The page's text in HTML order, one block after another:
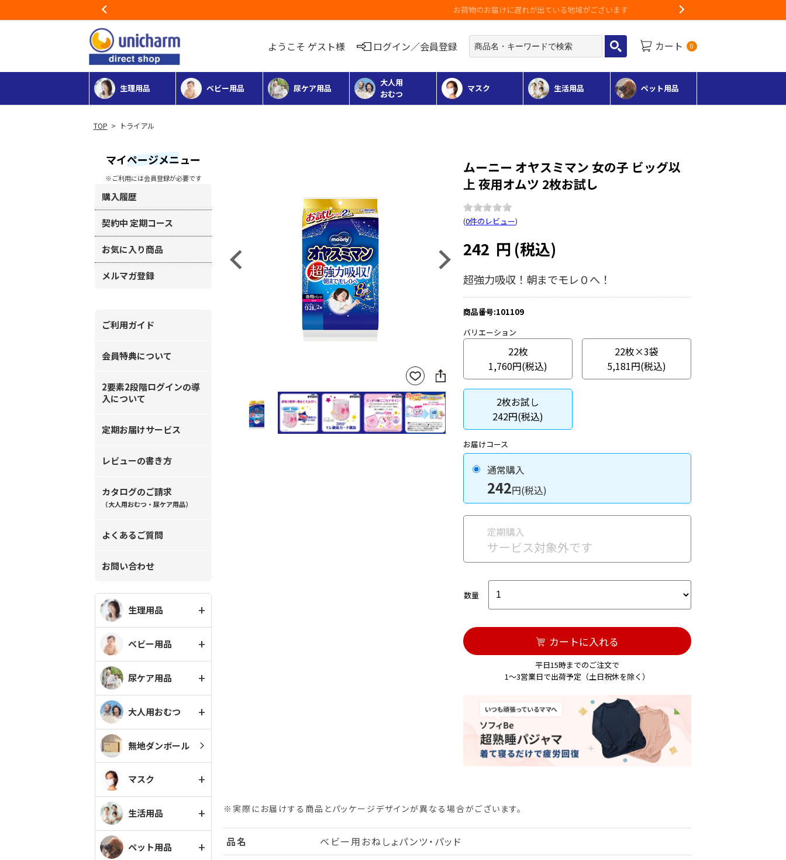
お荷物のお届けに遅れが出ている地域がございます
ようこそ ゲスト様 ログイン／会員登録 カート 0
生理用品 ベビー用品 尿ケア用品
大人用
おむつ
マスク 生活用品 ペット用品
> トライアル
マイページメニュー
※ご利用には会員登録が必要です
購入履歴
契約中 定期コース
お気に入り商品
メルマガ登録
ご利用ガイド
会員特典について
2要素2段階ログインの導
入について
定期お届けサービス
レビューの書き方
カタログのご請求
（大人用おむつ・尿ケア用品）
よくあるご質問
お問い合わせ
生理用品
ベビー用品
尿ケア用品
大人用おむつ
無地ダンボール
マスク
生活用品
ペット用品
Previous Next
お気
に入
りに
登録
SNS
に
シ
ェ
ア
ムーニー オヤスミマン 女の子 ビッグ以
上 夜用オムツ 2枚お試し
(0件のレビュー)
242 円 (税込)
超強力吸収！朝までモレ０へ！
商品番号:101109
バリエーション
22枚
1,760円(税込)
22枚×3袋
5,181円(税込)
2枚お試し
242円(税込)
お届けコース
通常購入
242円(税込)
定期購入
サービス対象外です
数量
カートに入れる
平日15時までのご注文で
1～3営業日で出荷予定（土日祝休を除く）
※実際にお届けする商品とパッケージデザインが異なる場合がございます。
品名
ベビー用おねしょパンツ・パッド